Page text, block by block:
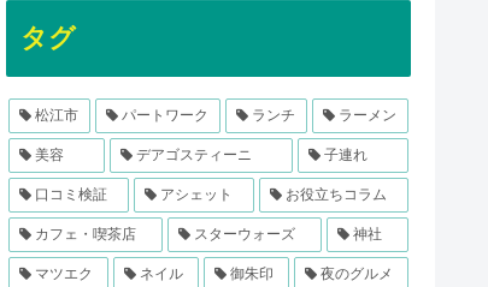
タグ
松江市 パートワーク ランチ ラーメン
美容 デアゴスティーニ 子連れ
口コミ検証 アシェット お役立ちコラム
カフェ・喫茶店 スターウォーズ 神社
マツエク ネイル 御朱印 夜のグルメ